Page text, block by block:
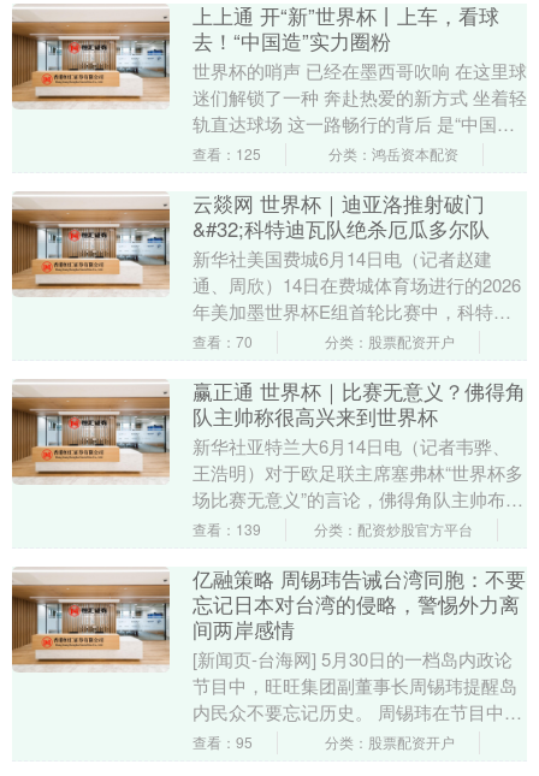
上上通 开“新”世界杯丨上车，看球
去！“中国造”实力圈粉
世界杯的哨声 已经在墨西哥吹响 在这里球
迷们解锁了一种 奔赴热爱的新方式 坐着轻
轨直达球场 这一路畅行的背后 是“中国
造”的硬核支撑 墨西哥城轻轨1号线直通
查看：125 分类：鸿岳资本配资
云燚网 世界杯｜迪亚洛推射破门
&#32;科特迪瓦队绝杀厄瓜多尔队
新华社美国费城6月14日电（记者赵建
通、周欣）14日在费城体育场进行的2026
年美加墨世界杯E组首轮比赛中，科特迪
瓦队凭借阿马德·迪亚洛第90分钟的进球
查看：70 分类：股票配资开户
赢正通 世界杯｜比赛无意义？佛得角
队主帅称很高兴来到世界杯
新华社亚特兰大6月14日电（记者韦骅、
王浩明）对于欧足联主席塞弗林“世界杯多
场比赛无意义”的言论，佛得角队主帅布比
斯塔表示并未留意，他本人和球队都非常
查看：139 分类：配资炒股官方平台
亿融策略 周锡玮告诫台湾同胞：不要
忘记日本对台湾的侵略，警惕外力离
间两岸感情
[新闻页-台海网] 5月30日的一档岛内政论
节目中，旺旺集团副董事长周锡玮提醒岛
内民众不要忘记历史。 周锡玮在节目中表
示，“我们在台湾真的要建立一个观念，日
查看：95 分类：股票配资开户